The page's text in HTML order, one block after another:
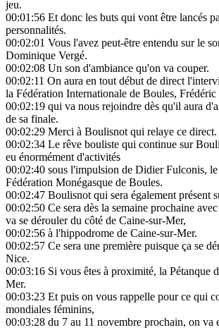
jeu.
00:01:56 Et donc les buts qui vont être lancés
personnalités.
00:02:01 Vous l'avez peut-être entendu sur le
Dominique Vergé.
00:02:08 Un son d'ambiance qu'on va couper.
00:02:11 On aura en tout début de direct
la Fédération Internationale de Boules, Frédéric
00:02:19 qui va nous rejoindre dès qu'il aura
de sa finale.
00:02:29 Merci à Boulisnot qui relaye ce direct.
00:02:34 Le rêve bouliste qui continue sur
eu énormément d'activités
00:02:40 sous l'impulsion de Didier Fulconis, le
Fédération Monégasque de Boules.
00:02:47 Boulisnot qui sera également présent
00:02:50 Ce sera dès la semaine prochaine
va se dérouler du côté de Caine-sur-Mer,
00:02:56 à l'hippodrome de Caine-sur-Mer.
00:02:57 Ce sera une première puisque ça se
Nice.
00:03:16 Si vous êtes à proximité, la Pétanque
Mer.
00:03:23 Et puis on vous rappelle pour ce qui
mondiales féminins,
00:03:28 du 7 au 11 novembre prochain, on va